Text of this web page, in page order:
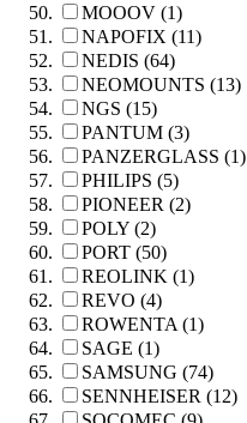
MOOOV (1)
NAPOFIX (11)
NEDIS (64)
NEOMOUNTS (13)
NGS (15)
PANTUM (3)
PANZERGLASS (1)
PHILIPS (5)
PIONEER (2)
POLY (2)
PORT (50)
REOLINK (1)
REVO (4)
ROWENTA (1)
SAGE (1)
SAMSUNG (74)
SENNHEISER (12)